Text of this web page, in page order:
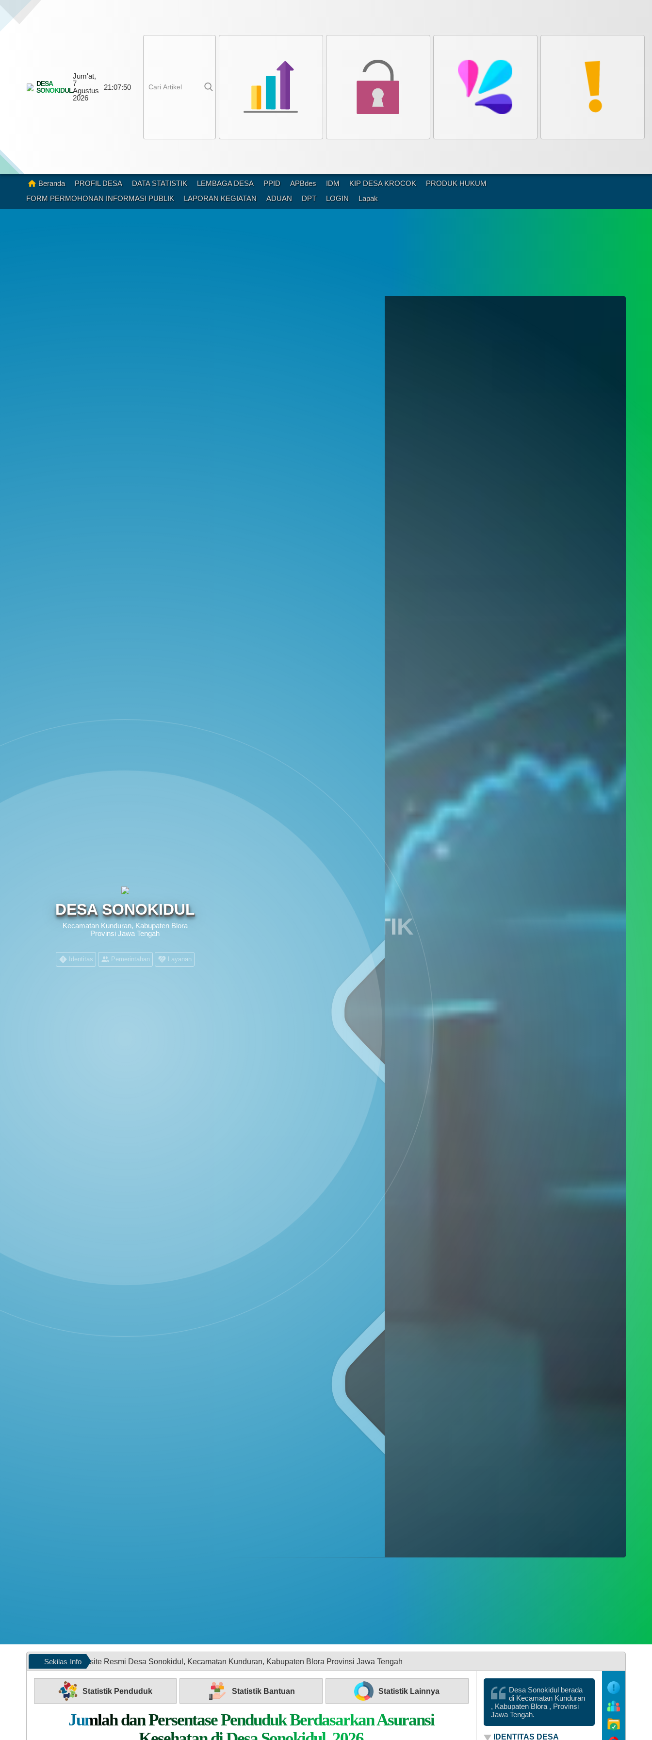
DESA SONOKIDUL
Kecamatan Kunduran, Kabupaten Blora
DESA
SONOKIDUL
Jum'at,
7
Agustus
2026
21:07:51
Beranda PROFIL DESA DATA STATISTIK LEMBAGA DESA PPID APBdes IDM KIP DESA KROCOK
PRODUK HUKUM
FORM PERMOHONAN INFORMASI PUBLIK
LAPORAN KEGIATAN ADUAN DPT LOGIN Lapak
DESA SONOKIDUL
Kecamatan Kunduran, Kabupaten Blora
Provinsi Jawa Tengah
Identitas Pemerintahan Layanan
DATA STATISTIK
Sekilas Info
di Website Resmi Desa Sonokidul, Kecamatan Kunduran, Kabupaten Blora Provinsi Jawa Tengah
Statistik Penduduk Statistik Bantuan Statistik Lainnya
Jumlah dan Persentase Penduduk Berdasarkan Asuransi
Desa Sonokidul berada
di Kecamatan Kunduran
, Kabupaten Blora , Provinsi
Jawa Tengah.
IDENTITAS DESA